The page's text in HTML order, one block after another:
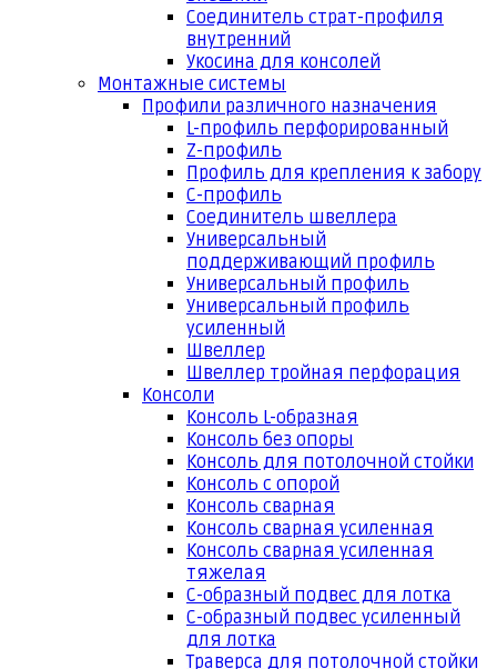
Соединитель страт-профиля
внутренний
Укосина для консолей
Монтажные системы
Профили различного назначения
L-профиль перфорированный
Z-профиль
Профиль для крепления к забору
С-профиль
Соединитель швеллера
Универсальный
поддерживающий профиль
Универсальный профиль
Универсальный профиль
усиленный
Швеллер
Швеллер тройная перфорация
Консоли
Консоль L-образная
Консоль без опоры
Консоль для потолочной стойки
Консоль с опорой
Консоль сварная
Консоль сварная усиленная
Консоль сварная усиленная
тяжелая
С-образный подвес для лотка
С-образный подвес усиленный
для лотка
Траверса для потолочной стойки